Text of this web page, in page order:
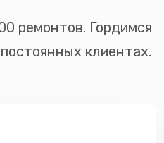
ремонтов. Гордимся
клиентах.